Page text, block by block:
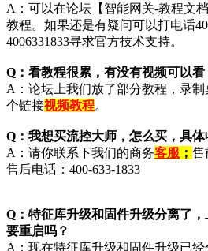
A：可以在论坛【智能网关-教程文档
教程。如果还是有疑问可以打电话
4006331833寻求官方技术支持。
Q：看教程很累，有没有视频可以看
A：论坛上我们放了部分教程，录
个链接视频教程。
Q：我想买流控大师，怎么买，具体
A：请你联系下我们的商务客服 ； 售
售后电话：400-633-1833
Q：特征库升级和固件升级分离了
要重启吗？
A：现在特征库升级和固件升级已经